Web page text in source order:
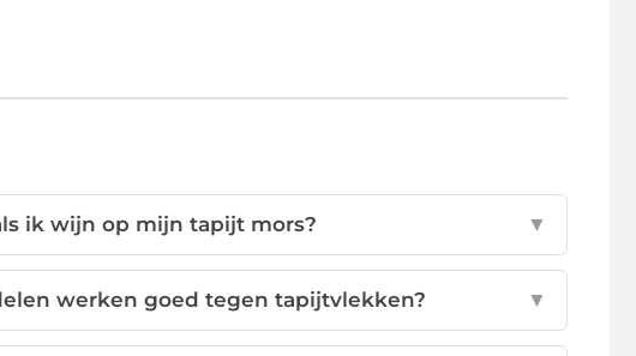
ik wijn op mijn tapijt mors? ▼
werken goed tegen tapijtvlekken? ▼